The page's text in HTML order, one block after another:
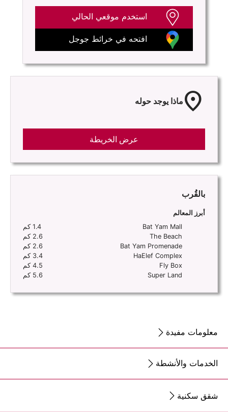
استخدم موقعي الحالي
افتحه في خرائط جوجل
location_onماذا يوجد حوله
عرض الخريطة
بالقُرب
أبرز المعالم
Bat Yam Mall
1.4 كم
The Beach
2.6 كم
Bat Yam Promenade
2.6 كم
HaElef Complex
3.4 كم
Fly Box
4.5 كم
Super Land
5.6 كم
معلومات مفيدة
الخدمات والأنشطة
شقق سكنية